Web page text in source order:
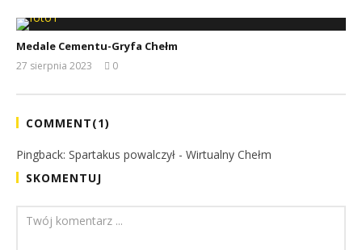
Medale Cementu-Gryfa Chełm
27 sierpnia 2023
0
COMMENT(1)
Pingback: Spartakus powalczył - Wirtualny Chełm
SKOMENTUJ